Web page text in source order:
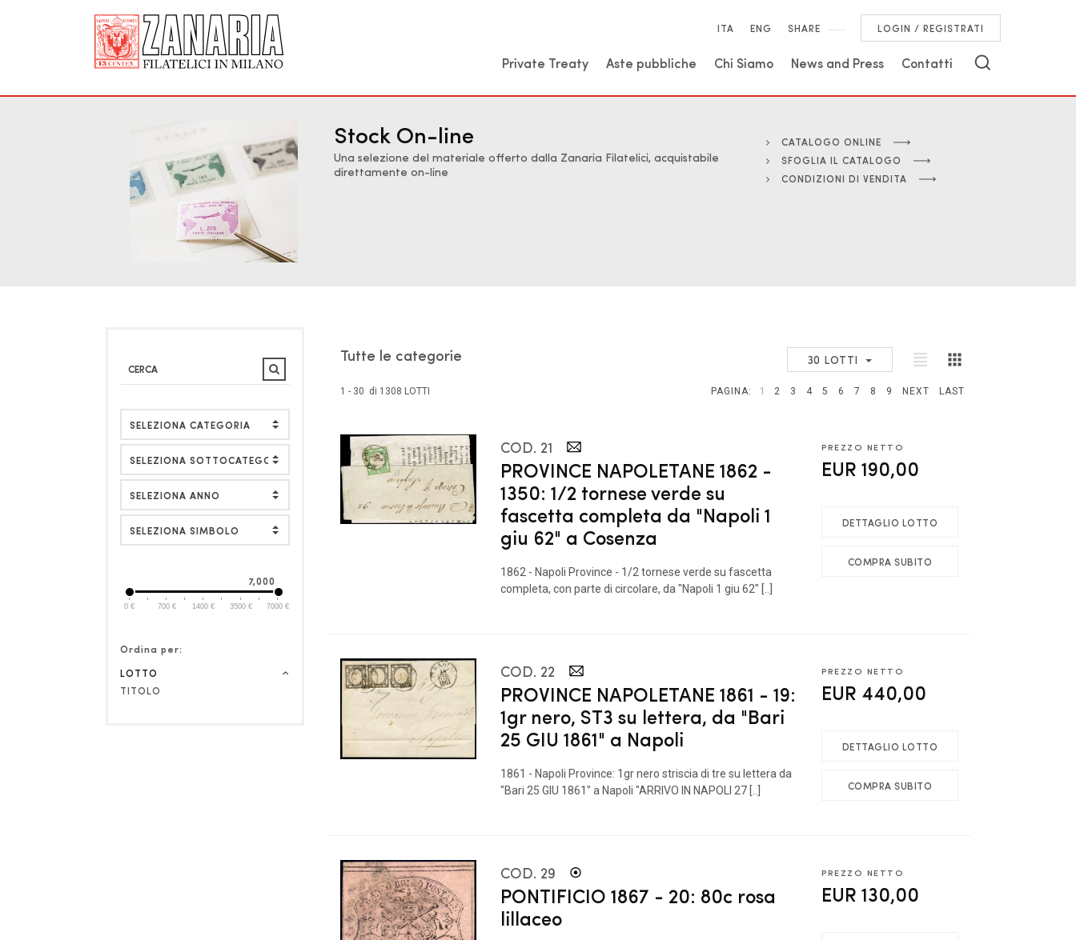
ITA ENG SHARE LOGIN / REGISTRATI
Private Treaty Aste pubbliche Chi Siamo News and Press Contatti
Stock On-line
Una selezione del materiale offerto dalla Zanaria Filatelici, acquistabile
direttamente on-line
CATALOGO ONLINE
SFOGLIA IL CATALOGO
CONDIZIONI DI VENDITA
SELEZIONA SIMBOLO
7,000
0 € 700 € 1400 € 3500 € 7000 €
Ordina per:
LOTTO
TITOLO
Tutte le categorie 30 LOTTI
1 - 30 di 1308 LOTTI PAGINA: 1 2 3 4 5 6 7 8 9 NEXT LAST
COD. 21
PROVINCE NAPOLETANE 1862 -
1350: 1/2 tornese verde su
fascetta completa da "Napoli 1
giu 62" a Cosenza
1862 - Napoli Province - 1/2 tornese verde su fascetta
completa, con parte di circolare, da "Napoli 1 giu 62" [..]
PREZZO NETTO
EUR 190,00
DETTAGLIO LOTTO
COMPRA SUBITO
COD. 22
PROVINCE NAPOLETANE 1861 - 19:
1gr nero, ST3 su lettera, da "Bari
25 GIU 1861" a Napoli
1861 - Napoli Province: 1gr nero striscia di tre su lettera da
"Bari 25 GIU 1861" a Napoli "ARRIVO IN NAPOLI 27 [..]
PREZZO NETTO
EUR 440,00
DETTAGLIO LOTTO
COMPRA SUBITO
COD. 29
PONTIFICIO 1867 - 20: 80c rosa
lillaceo
PREZZO NETTO
EUR 130,00